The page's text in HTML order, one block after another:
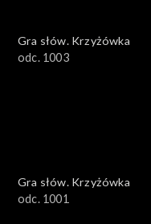
Gra słów. Krzyżówka
odc. 1003
Gra słów. Krzyżówka
odc. 1001